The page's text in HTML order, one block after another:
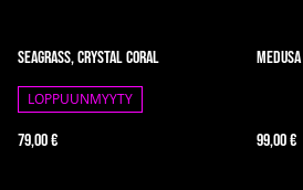
Seagrass, Crystal Coral
LOPPUUNMYYTY
79,00 € 99,00 €